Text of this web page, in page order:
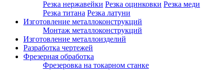
Резка нержавейки Резка оцинковки Резка меди
Резка титана Резка латуни
Изготовление металлоконструкций
Монтаж металлоконструкций
Изготовление металлоизделий
Разработка чертежей
Фрезерная обработка
Фрезеровка на токарном станке